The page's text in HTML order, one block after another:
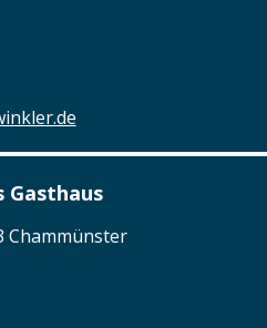
Gasthaus
Chammünster